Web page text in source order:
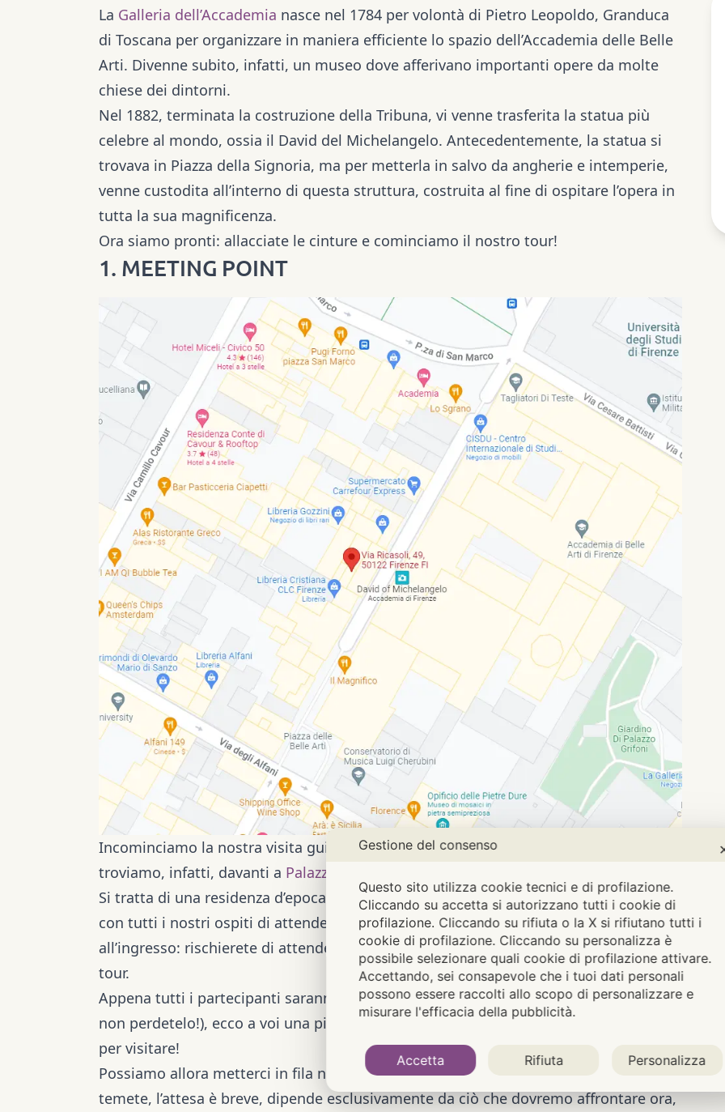
La Galleria dell’Accademia nasce nel 1784 per volontà di Pietro Leopoldo, Granduca
di Toscana per organizzare in maniera efficiente lo spazio dell’Accademia delle Belle
Arti. Divenne subito, infatti, un museo dove afferivano importanti opere da molte
chiese dei dintorni.
Nel 1882, terminata la costruzione della Tribuna, vi venne trasferita la statua più
celebre al mondo, ossia il David del Michelangelo. Antecedentemente, la statua si
trovava in Piazza della Signoria, ma per metterla in salvo da angherie e intemperie,
venne custodita all’interno di questa struttura, costruita al fine di ospitare l’opera in
tutta la sua magnificenza.
Ora siamo pronti: allacciate le cinture e cominciamo il nostro tour!
1. MEETING POINT
Incominciamo la nostra visita guidata dal punto d’incontro con la nostra guida. Ci
troviamo, infatti, davanti a Palazzo Alfani
Si tratta di una residenza d’epoca, oggi utilizzata ad uso ricettivo. Ci raccomandiamo
con tutti i nostri ospiti di attendere qui la guida e di non recarsi in biglietteria o
all’ingresso: rischierete di attendere invano e perdere tempo prezioso del vostro
tour.
Appena tutti i partecipanti saranno pronti, con il biglietto in mano (mi raccomando,
non perdetelo!), ecco a voi una piccola introduzione riguardo il museo che stiamo
per visitare!
Possiamo allora metterci in fila nella sezione dedicata all’ingresso prenotati. Non
temete, l’attesa è breve, dipende esclusivamente da ciò che dovremo affrontare ora,
Gestione del consenso
Questo sito utilizza cookie tecnici e di profilazione.
Cliccando su accetta si autorizzano tutti i cookie di
profilazione. Cliccando su rifiuta o la X si rifiutano tutti i
cookie di profilazione. Cliccando su personalizza è
possibile selezionare quali cookie di profilazione attivare.
Accettando, sei consapevole che i tuoi dati personali
possono essere raccolti allo scopo di personalizzare e
misurare l'efficacia della pubblicità.
Accetta Rifiuta Personalizza